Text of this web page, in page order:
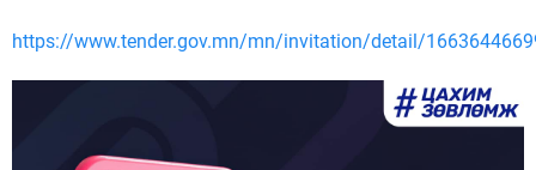
https://www.tender.gov.mn/mn/invitation/detail/